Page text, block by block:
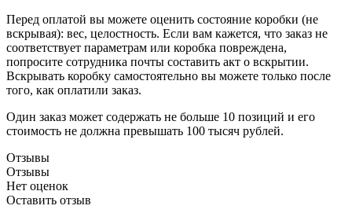
Перед оплатой вы можете оценить состояние коробки (не
вскрывая): вес, целостность. Если вам кажется, что заказ не
соответствует параметрам или коробка повреждена,
попросите сотрудника почты составить акт о вскрытии.
Вскрывать коробку самостоятельно вы можете только после
того, как оплатили заказ.
Один заказ может содержать не больше 10 позиций и его
стоимость не должна превышать 100 тысяч рублей.
Отзывы
Отзывы
Нет оценок
Оставить отзыв